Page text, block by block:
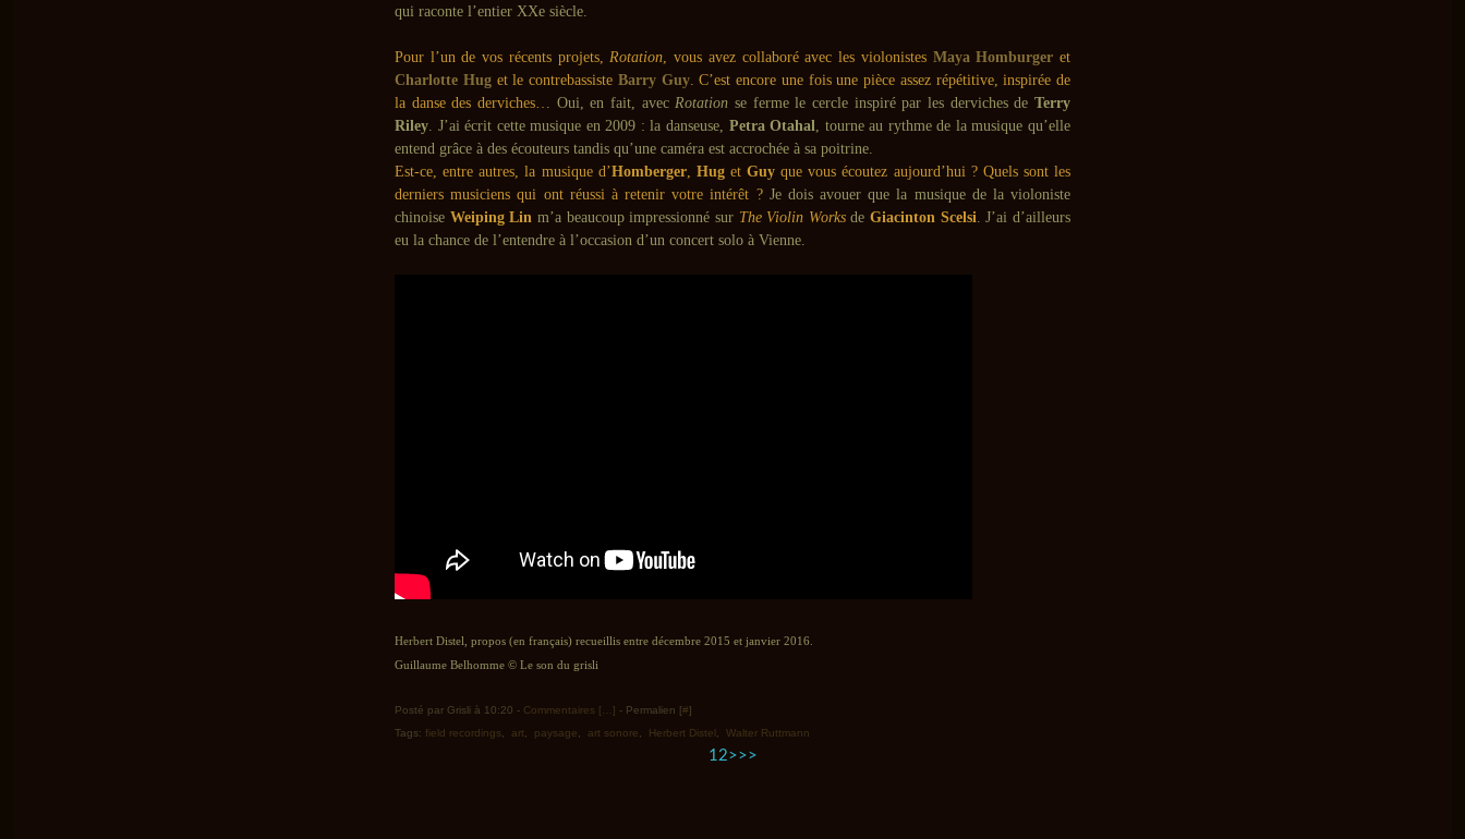
qui raconte l’entier XXe siècle.
Pour l’un de vos récents projets,Rotation, vous avez collaboré avec les violonistes Maya Homburger et
Charlotte Huget le contrebassiste Barry Guy. C’est encore une fois une pièce assez répétitive, inspirée de
la danse des derviches… Oui, en fait, avecRotation se ferme le cercle inspiré par les derviches deTerry
Riley. J’ai écrit cette musique en 2009 : la danseuse, Petra Otahal, tourne au rythme de la musique qu’elle
entend grâce à des écouteurs tandis qu’une caméra est accrochée à sa poitrine.
Est-ce, entre autres, la musique d’Homberger, Huget Guy que vous écoutez aujourd’hui ? Quels sont les
derniers musiciens qui ont réussi à retenir votre intérêt ?Je dois avouer que la musique de la violoniste
chinoise Weiping Lin m’a beaucoup impressionné sur The Violin WorksdeGiacinton Scelsi. J’ai d’ailleurs
eu la chance de l’entendre à l’occasion d’un concert solo à Vienne.
Herbert Distel, propos (en français) recueillis entre décembre 2015 et janvier 2016.
Guillaume Belhomme © Le son du grisli
Posté par Grisli à 10:20 - Commentaires [ ] - Permalien [#]
Tags: field recordings art paysage art sonore Herbert Distel Walter Ruttmann
12>>>